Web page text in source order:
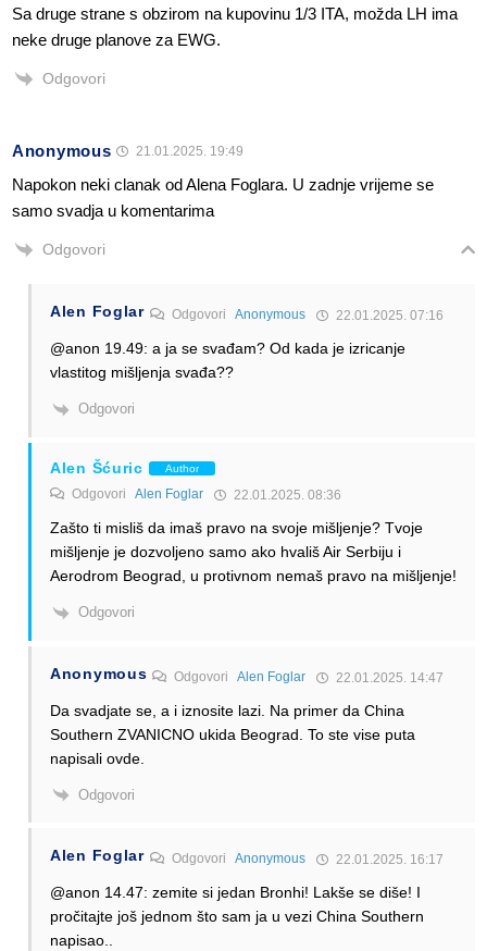
Sa druge strane s obzirom na kupovinu 1/3 ITA, možda LH ima
neke druge planove za EWG.
Odgovori
Anonymous 21.01.2025. 19:49
Napokon neki clanak od Alena Foglara. U zadnje vrijeme se
samo svadja u komentarima
Odgovori
Alen Foglar Odgovori Anonymous 22.01.2025. 07:16
@anon 19.49: a ja se svađam? Od kada je izricanje
vlastitog mišljenja svađa??
Odgovori
Alen Šćuric Author
Odgovori Alen Foglar 22.01.2025. 08:36
Zašto ti misliš da imaš pravo na svoje mišljenje? Tvoje
mišljenje je dozvoljeno samo ako hvališ Air Serbiju i
Aerodrom Beograd, u protivnom nemaš pravo na mišljenje!
Odgovori
Anonymous OdgovoriAlen Foglar 22.01.2025. 14:47
Da svadjate se, a i iznosite lazi. Na primer da China
Southern ZVANICNO ukida Beograd. To ste vise puta
napisali ovde.
Odgovori
Alen Foglar Odgovori Anonymous 22.01.2025. 16:17
@anon 14.47: zemite si jedan Bronhi! Lakše se diše! I
pročitajte još jednom što sam ja u vezi China Southern
napisao..